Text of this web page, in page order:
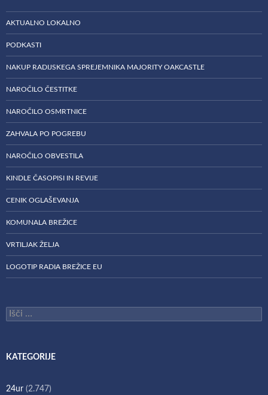
AKTUALNO LOKALNO
PODKASTI
NAKUP RADIJSKEGA SPREJEMNIKA MAJORITY OAKCASTLE
NAROČILO ČESTITKE
NAROČILO OSMRTNICE
ZAHVALA PO POGREBU
NAROČILO OBVESTILA
KINDLE ČASOPISI IN REVIJE
CENIK OGLAŠEVANJA
KOMUNALA BREŽICE
VRTILJAK ŽELJA
LOGOTIP RADIA BREŽICE EU
Išči:
KATEGORIJE
24ur (2.747)